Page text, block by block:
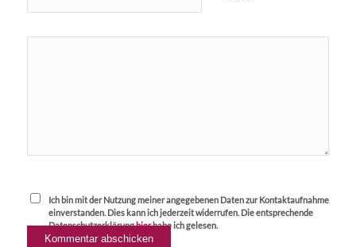
Ich bin mit der Nutzung meiner angegebenen Daten zur Kontaktaufnahme
einverstanden. Dies kann ich jederzeit widerrufen. Die entsprechende
Datenschutzerklärunghierhabe ich gelesen.